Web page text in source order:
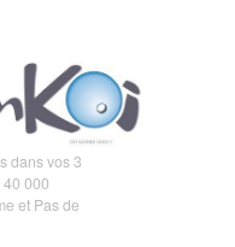
dans vos 3
000
et Pas de